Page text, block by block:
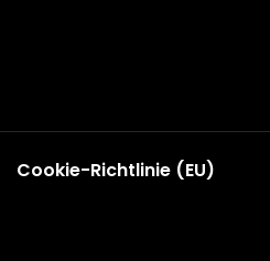
Cookie-Richtlinie (EU)